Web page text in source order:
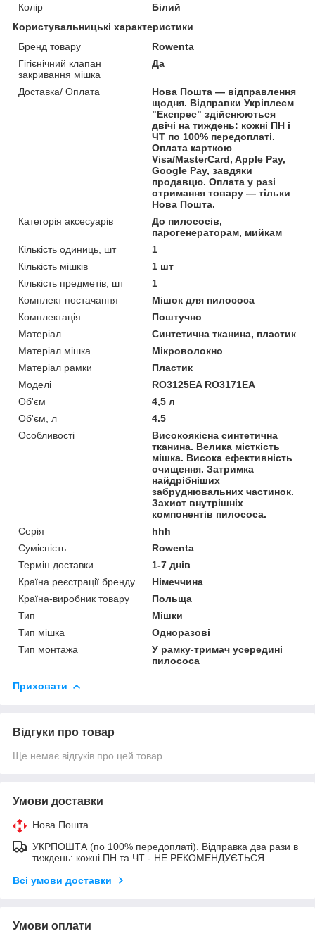
Колір
Білий
Користувальницькі характеристики
Бренд товару
Rowenta
Гігієнічний клапан
закривання мішка
Да
Доставка/ Оплата
Нова Пошта — відправлення
щодня. Відправки Укріплеєм
"Експрес" здійснюються
двічі на тиждень: кожні ПН і
ЧТ по 100% передоплаті.
Оплата карткою
Visa/MasterCard, Apple Pay,
Google Pay, завдяки
продавцю. Оплата у разі
отримання товару — тільки
Нова Пошта.
Категорія аксесуарів
До пилососів,
парогенераторам, мийкам
Кількість одиниць, шт
1
Кількість мішків
1 шт
Кількість предметів, шт
1
Комплект постачання
Мішок для пилососа
Комплектація
Поштучно
Матеріал
Синтетична тканина, пластик
Матеріал мішка
Мікроволокно
Матеріал рамки
Пластик
Моделі
RO3125EA RO3171EA
Об'єм
4,5 л
Об'єм, л
4.5
Особливості
Високоякісна синтетична
тканина. Велика місткість
мішка. Висока ефективність
очищення. Затримка
найдрібніших
забруднювальних частинок.
Захист внутрішніх
компонентів пилососа.
Серія
hhh
Сумісність
Rowenta
Термін доставки
1-7 днів
Країна реєстрації бренду
Німеччина
Країна-виробник товару
Польща
Тип
Мішки
Тип мішка
Одноразові
Тип монтажа
У рамку-тримач усередині
пилососа
Приховати
Відгуки про товар
Ще немає відгуків про цей товар
Умови доставки
Нова Пошта
УКРПОШТА (по 100% передоплаті). Відправка два рази в
тиждень: кожні ПН та ЧТ - НЕ РЕКОМЕНДУЄТЬСЯ
Всі умови доставки
Умови оплати